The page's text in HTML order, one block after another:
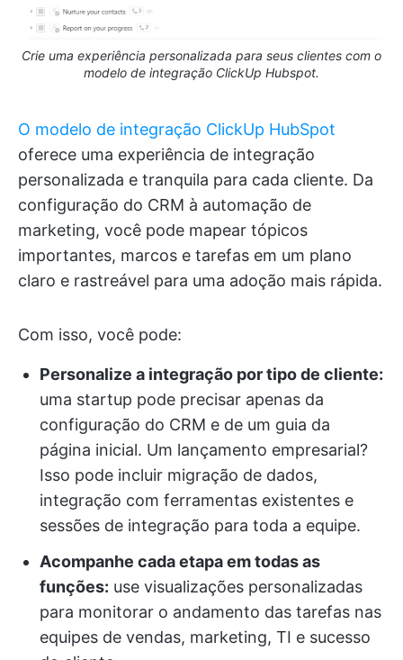
Crie uma experiência personalizada para seus clientes com o
modelo de integração ClickUp Hubspot.
O modelo de integração ClickUp HubSpot
oferece uma experiência de integração
personalizada e tranquila para cada cliente. Da
configuração do CRM à automação de
marketing, você pode mapear tópicos
importantes, marcos e tarefas em um plano
claro e rastreável para uma adoção mais rápida.
Com isso, você pode:
Personalize a integração por tipo de cliente:
uma startup pode precisar apenas da
configuração do CRM e de um guia da
página inicial. Um lançamento empresarial?
Isso pode incluir migração de dados,
integração com ferramentas existentes e
sessões de integração para toda a equipe.
Acompanhe cada etapa em todas as
funções: use visualizações personalizadas
para monitorar o andamento das tarefas nas
equipes de vendas, marketing, TI e sucesso